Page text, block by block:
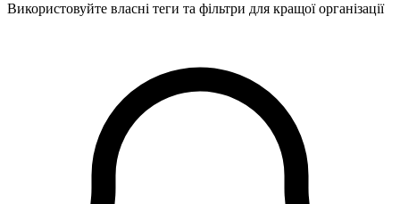
Використовуйте власні теги та фільтри для кращої організації